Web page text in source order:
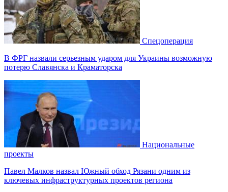
Спецоперация
В ФРГ назвали серьезным ударом для Украины возможную
потерю Славянска и Краматорска
Национальные
проекты
Павел Малков назвал Южный обход Рязани одним из
ключевых инфраструктурных проектов региона